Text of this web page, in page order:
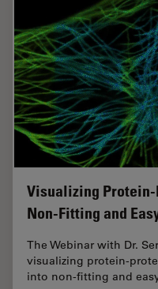
Visualizing
Non-Fitting and
The Webinar with Dr.
visualizing protein-
into non-fitting and